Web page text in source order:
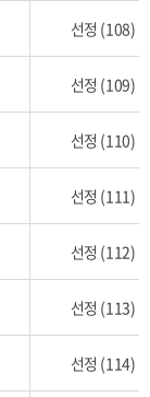
선정 (108)
선정 (109)
선정 (110)
선정 (111)
선정 (112)
선정 (113)
선정 (114)